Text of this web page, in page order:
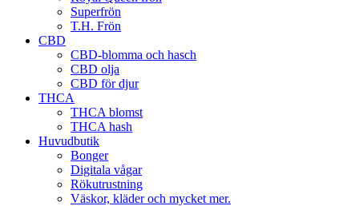
Superfrön
T.H. Frön
CBD
CBD-blomma och hasch
CBD olja
CBD för djur
THCA
THCA blomst
THCA hash
Huvudbutik
Bonger
Digitala vågar
Rökutrustning
Väskor, kläder och mycket mer.